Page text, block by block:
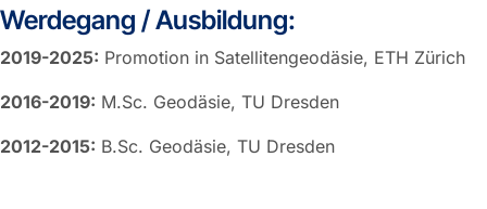
Werdegang / Ausbildung:
2019-2025: Promotion in Satellitengeodäsie, ETH Zürich
2016-2019: M.Sc. Geodäsie, TU Dresden
2012-2015: B.Sc. Geodäsie, TU Dresden